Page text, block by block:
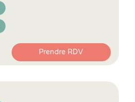
Prendre RDV